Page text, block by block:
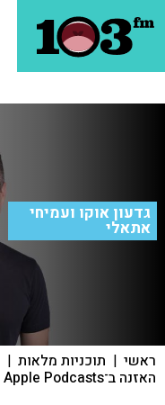
גדעון אוקו ועמיחי
אתאלי
ראשי | תוכניות מלאות |
האזנה ב־Apple Podcasts